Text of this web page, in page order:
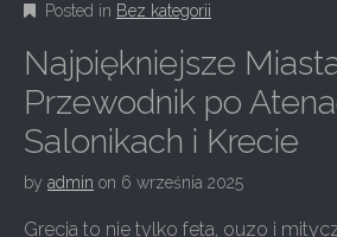
M
E
N
U
C
N
T
E
N
T
Posted in Bez kategorii
Najpiękniejsze
Przewodnik po
Salonikach i Krecie
by admin on 6 września 2025
Grecja to nie tylko feta, ouzo i